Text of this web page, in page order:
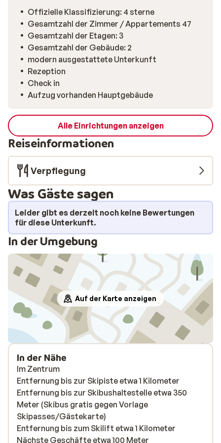
erwartet dich ein umfangreiches Fünf Gänge Menü mit
südtiroler Spezialitäten und italienischer Finesse. Die
zentrale Lage sorgt dafür, dass Geschäfte und
Restaurants bequem zu Fuß erreichbar sind, während
dich der Skibus unkompliziert zu den Liften bringt.
Parkplätze stehen am Hotel zur Verfügung, und für
Skifahrer gibt es einen beheizten Skiraum. Hier erlebst
du den Winter so, wie er sein soll: entspannt,
Offizielle Klassifizierung: 4 sterne
Gesamtzahl der Zimmer / Appartements 47
Gesamtzahl der Etagen: 3
Gesamtzahl der Gebäude: 2
modern ausgestattete Unterkunft
Rezeption
Check in
Aufzug vorhanden Hauptgebäude
Alle Einrichtungen anzeigen
Reiseinformationen
Verpflegung
Was Gäste sagen
Leider gibt es derzeit noch keine Bewertungen
für diese Unterkunft.
In der Umgebung
Auf der Karte anzeigen
In der Nähe
Im Zentrum
Entfernung bis zur Skipiste etwa 1 Kilometer
Entfernung bis zur Skibushaltestelle etwa 350
Meter (Skibus gratis gegen Vorlage
Skipasses/Gästekarte)
Entfernung bis zum Skilift etwa 1 Kilometer
Nächste Geschäfte etwa 100 Meter